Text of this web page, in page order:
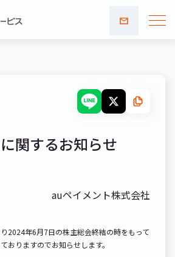
合わせ
関するお知らせ
auペイメント株式会社
2024年6月7日の株主総会終結の時をもって
おりますのでお知らせします。